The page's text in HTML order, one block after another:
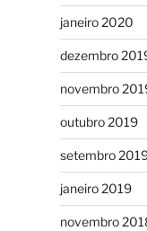
janeiro 2020
dezembro
novembro
outubro 2019
setembro
janeiro 2019
novembro